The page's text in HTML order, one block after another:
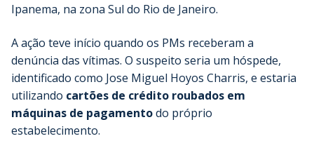
Ipanema, na zona Sul do Rio de Janeiro.
A ação teve início quando os PMs receberam a
denúncia das vítimas. O suspeito seria um hóspede,
identificado como Jose Miguel Hoyos Charris, e estaria
utilizando cartões de crédito roubados em
máquinas de pagamentodo próprio
estabelecimento.